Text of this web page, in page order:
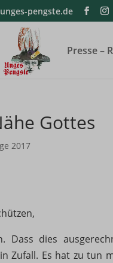
pengste.de
Presse –
Gottes
2017
Dass dies
Zufall. Es hat zu tun